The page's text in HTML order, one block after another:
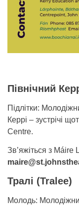
Північний
Підлітки:
Керрі – зустрічі
Centre.
Зв’яжіться з
Тралі (Tralee)
Молодь: